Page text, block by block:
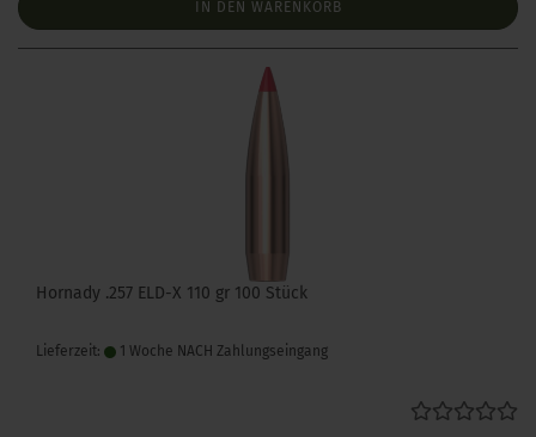
IN DEN WARENKORB
Hornady .257 ELD-X 110 gr 100 Stück
Lieferzeit: 1 Woche NACH Zahlungseingang